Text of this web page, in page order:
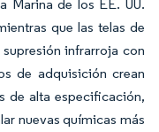
Marina de los EE. UU.
que las telas de
infrarroja con
de adquisición crean
de alta especificación,
nuevas químicas más